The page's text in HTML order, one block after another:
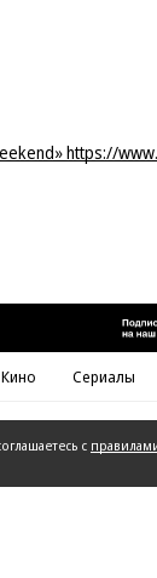
https://
Кино Сериалы
с